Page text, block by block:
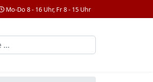
Mo-Do 8 - 16 Uhr, Fr 8 - 15 Uhr